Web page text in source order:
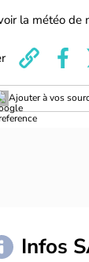
la météo de
Ajouter à vos
Infos